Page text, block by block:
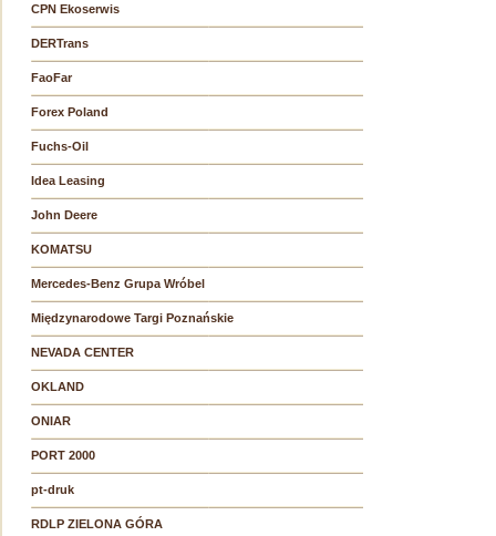
CPN Ekoserwis
DERTrans
FaoFar
Forex Poland
Fuchs-Oil
Idea Leasing
John Deere
KOMATSU
Mercedes-Benz Grupa Wróbel
Międzynarodowe Targi Poznańskie
NEVADA CENTER
OKLAND
ONIAR
PORT 2000
pt-druk
RDLP ZIELONA GÓRA